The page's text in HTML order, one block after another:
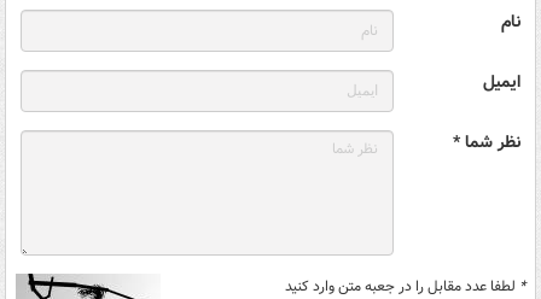
نام
ایمیل
نظر شما *
* لطفا عدد مقابل را در جعبه متن وارد کنید